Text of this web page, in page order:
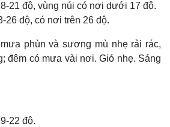
21 độ, vùng núi có nơi dưới 17 độ.
26 độ, có nơi trên 26 độ.
phùn và sương mù nhẹ rải rác,
đêm có mưa vài nơi. Gió nhẹ. Sáng
22 độ.